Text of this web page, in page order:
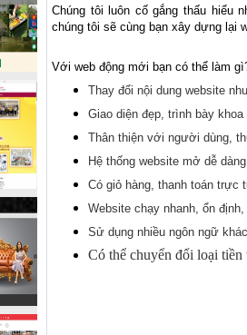
Chúng tôi luôn cố gắng thấu hiểu
chúng tôi sẽ cùng bạn xây dựng lại
Với web động mới bạn có thể làm
Thay đổi nội dung website
Giao diện đẹp, trình bày khoa
Thân thiện với người dùng,
Hệ thống website mở dễ
Có giỏ hàng, thanh toán trực
Website chạy nhanh, ổn
Sử dụng nhiều ngôn ngữ
Có thể chuyển đổi loại tiền